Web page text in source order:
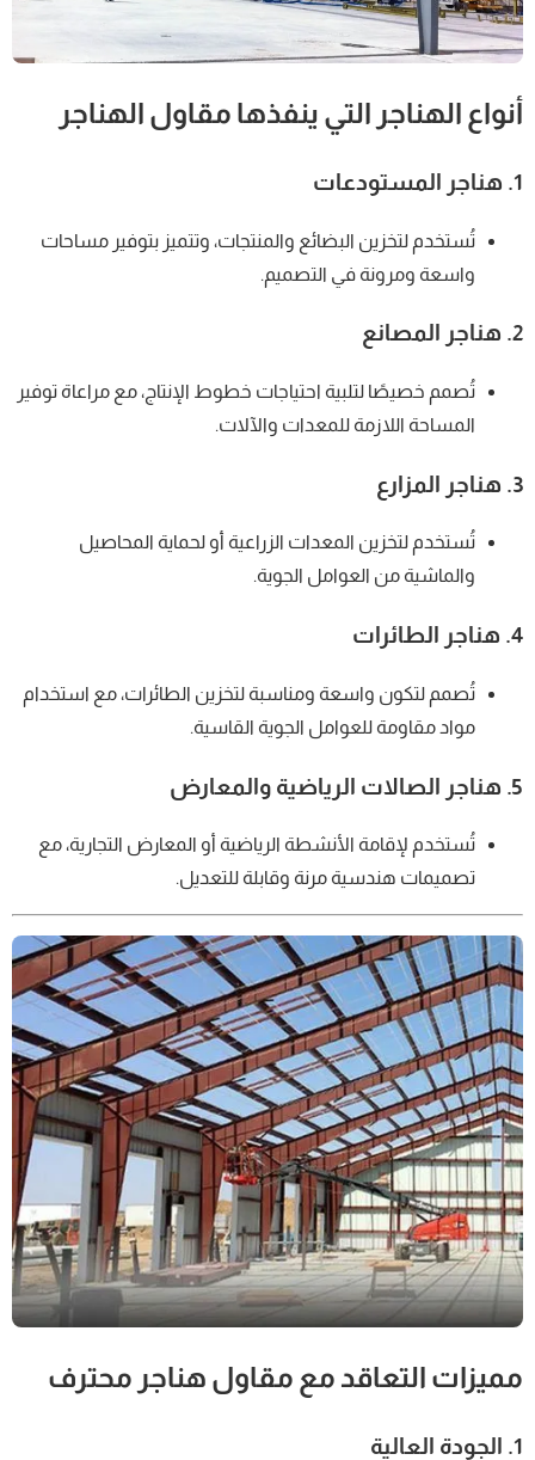
أنواع الهناجر التي ينفذها مقاول الهناجر
1. هناجر المستودعات
تُستخدم لتخزين البضائع والمنتجات، وتتميز بتوفير مساحات
واسعة ومرونة في التصميم.
2. هناجر المصانع
تُصمم خصيصًا لتلبية احتياجات خطوط الإنتاج، مع مراعاة توفير
المساحة اللازمة للمعدات والآلات.
3. هناجر المزارع
تُستخدم لتخزين المعدات الزراعية أو لحماية المحاصيل
والماشية من العوامل الجوية.
4. هناجر الطائرات
تُصمم لتكون واسعة ومناسبة لتخزين الطائرات، مع استخدام
مواد مقاومة للعوامل الجوية القاسية.
5. هناجر الصالات الرياضية والمعارض
تُستخدم لإقامة الأنشطة الرياضية أو المعارض التجارية، مع
تصميمات هندسية مرنة وقابلة للتعديل.
مميزات التعاقد مع مقاول هناجر محترف
1. الجودة العالية